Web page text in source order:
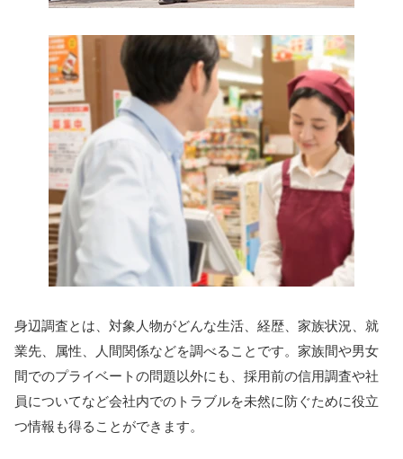
身辺調査とは、対象人物がどんな生活、経歴、家族状況、就
業先、属性、人間関係などを調べることです。家族間や男女
間でのプライベートの問題以外にも、採用前の信用調査や社
員についてなど会社内でのトラブルを未然に防ぐために役立
つ情報も得ることができます。